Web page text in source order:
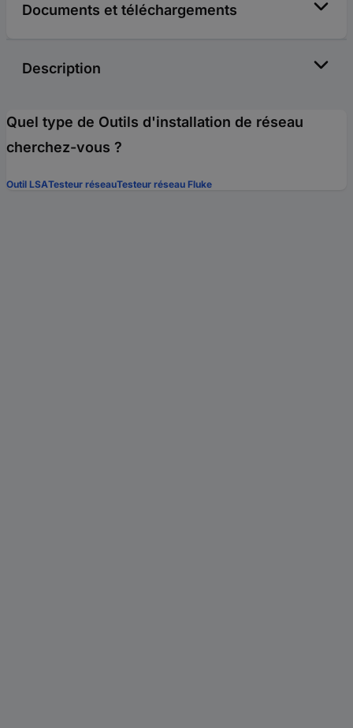
Documents et téléchargements
Description
Quel type de Outils d'installation de réseau
cherchez-vous ?
Outil LSATesteur réseauTesteur réseau Fluke